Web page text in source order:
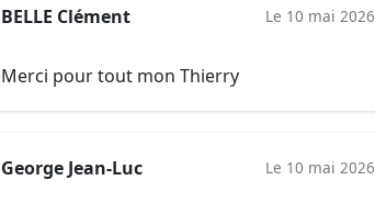
BELLE Clément Le 10 mai 2026
Merci pour tout mon Thierry
George Jean-Luc Le 10 mai 2026